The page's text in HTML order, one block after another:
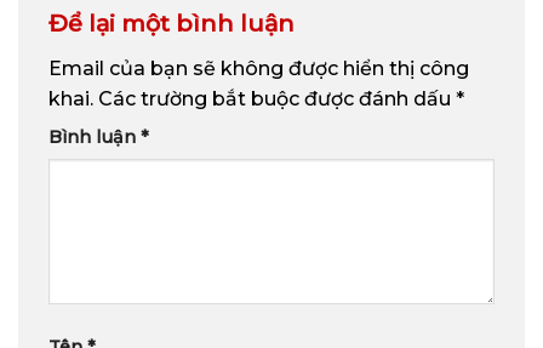
Để lại một bình luận
Email của bạn sẽ không được hiển thị công
khai. Các trường bắt buộc được đánh dấu *
Bình luận *